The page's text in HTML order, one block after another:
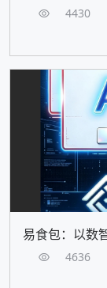
4430
易食包：以数
4636